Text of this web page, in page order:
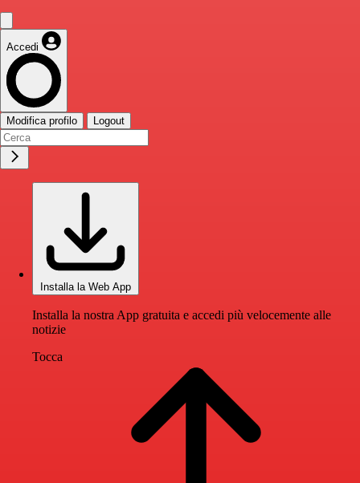
Accedi
Modifica profilo Logout
Installa la Web App
Installa la nostra App gratuita e accedi più velocemente alle
notizie
Tocca